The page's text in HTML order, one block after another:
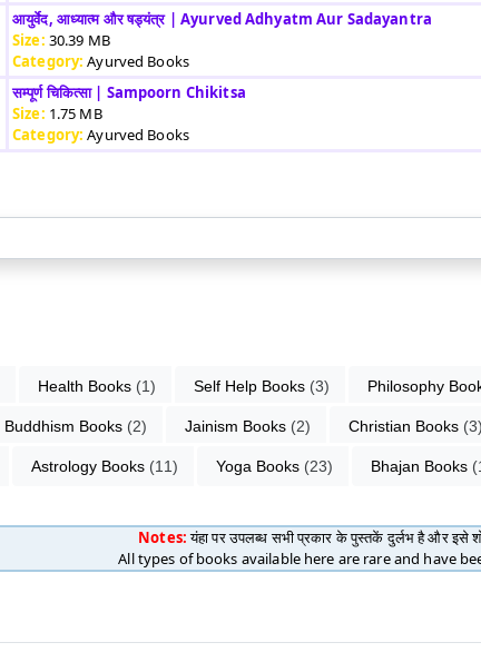
आयुर्वेद, आध्यात्म और षड्यंत्र | Ayurved Adhyatm Aur Sadayantra
Size: 30.39 MB
Category:Ayurved Books
सम्पूर्ण चिकित्सा | Sampoorn Chikitsa
Size: 1.75 MB
Category:Ayurved Books
Health Books (1) Self Help Books (3) Philosophy
Buddhism Books (2) Jainism Books (2) Christian Books (3)
Astrology Books (11) Yoga Books (23) Bhajan Books
Notes:यंहा पर उपलब्ध सभी प्रकार के पुस्तकें दुर्लभ है और इसे
All types of books available here are rare and have